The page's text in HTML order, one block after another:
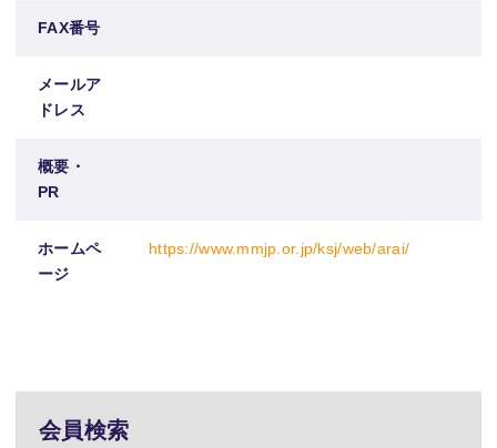
FAX番号
メールア
ドレス
概要・
PR
ホームペ
ージ
https://www.mmjp.or.jp/ksj/web/arai/
会員検索